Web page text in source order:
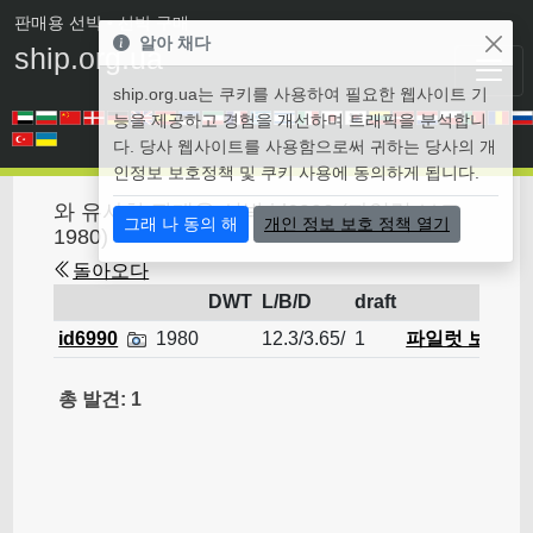
판매용 선박• 선박 구매
ship.org.ua
와 유사한 판매용 선박 id6990 (파일럿 보트
1980)
돌아오다
DWT
L/B/D draft
id6990
1980 12.3/3.65/ 1 파일럿 보트
총 발견: 1
알아 채다
ship.org.ua는 쿠키를 사용하여 필요한 웹사이트 기
능을 제공하고 경험을 개선하며 트래픽을 분석합니
다. 당사 웹사이트를 사용함으로써 귀하는 당사의 개
인정보 보호정책 및 쿠키 사용에 동의하게 됩니다.
그래 나 동의 해 개인 정보 보호 정책 열기